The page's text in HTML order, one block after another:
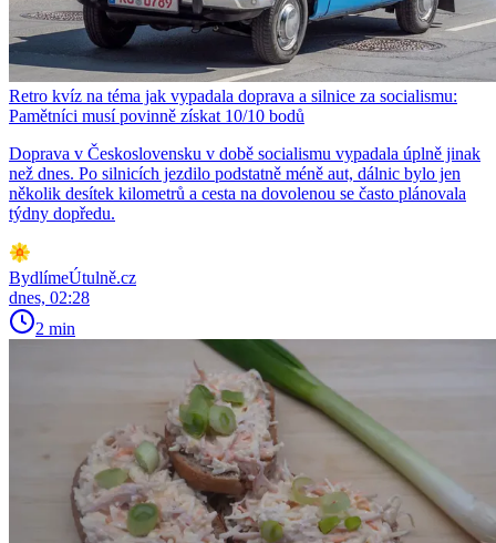
Retro kvíz na téma jak vypadala doprava a silnice za socialismu:
Pamětníci musí povinně získat 10/10 bodů
Doprava v Československu v době socialismu vypadala úplně jinak
než dnes. Po silnicích jezdilo podstatně méně aut, dálnic bylo jen
několik desítek kilometrů a cesta na dovolenou se často plánovala
týdny dopředu.
BydlímeÚtulně.cz
dnes, 02:28
2 min